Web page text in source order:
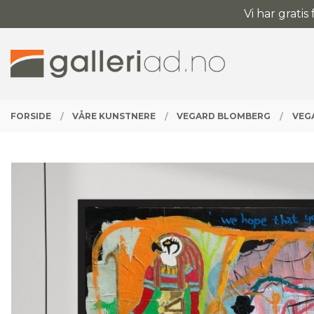
til
Vi har
PRODUKTER
FORSIDE VÅRE KUNSTNERE VEGARD BLOMBERG